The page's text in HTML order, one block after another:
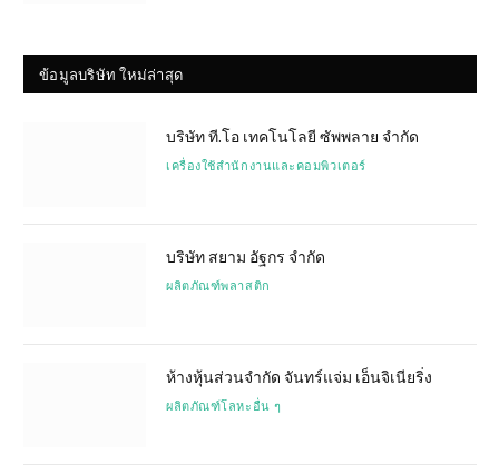
ข้อมูลบริษัท ใหม่ล่าสุด
บริษัท ที.โอ เทคโนโลยี ซัพพลาย จำกัด
เครื่องใช้สำนักงานและคอมพิวเตอร์
บริษัท สยาม อัฐกร จำกัด
ผลิตภัณฑ์พลาสติก
ห้างหุ้นส่วนจำกัด จันทร์แจ่ม เอ็นจิเนียริ่ง
ผลิตภัณฑ์โลหะอื่น ๆ